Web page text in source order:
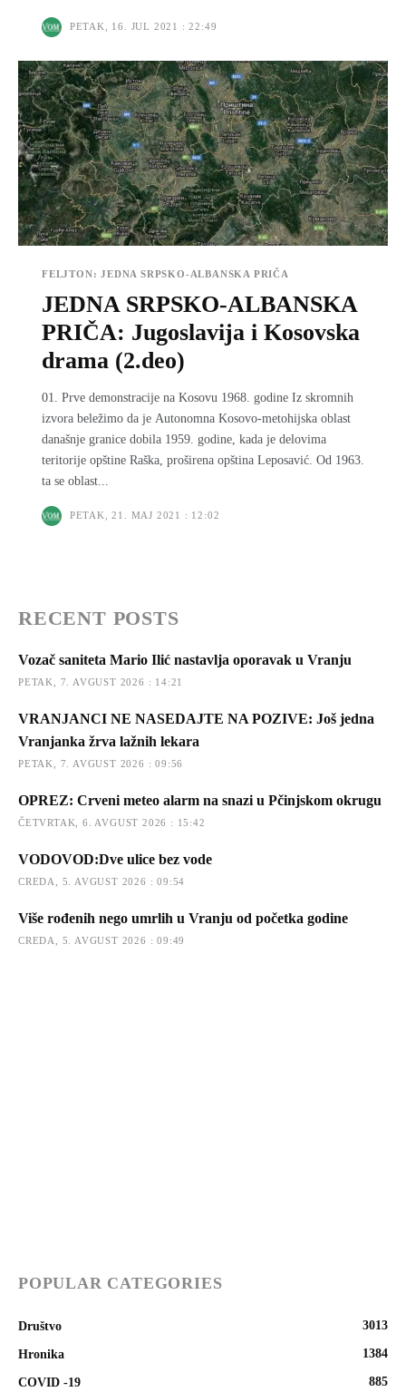
PETAK, 16. JUL 2021 : 22:49
FELJTON: JEDNA SRPSKO-ALBANSKA PRIČA
JEDNA SRPSKO-ALBANSKA
PRIČA: Jugoslavija i Kosovska
drama (2.deo)
01. Prve demonstracije na Kosovu 1968. godine Iz skromnih
izvora beležimo da je Autonomna Kosovo-metohijska oblast
današnje granice dobila 1959. godine, kada je delovima
teritorije opštine Raška, proširena opština Leposavić. Od 1963.
ta se oblast...
PETAK, 21. MAJ 2021 : 12:02
RECENT POSTS
Vozač saniteta Mario Ilić nastavlja oporavak u Vranju
PETAK, 7. AVGUST 2026 : 14:21
VRANJANCI NE NASEDAJTE NA POZIVE: Još jedna
Vranjanka žrva lažnih lekara
PETAK, 7. AVGUST 2026 : 09:56
OPREZ: Crveni meteo alarm na snazi u Pčinjskom okrugu
ČETVRTAK, 6. AVGUST 2026 : 15:42
VODOVOD:Dve ulice bez vode
CREDA, 5. AVGUST 2026 : 09:54
Više rođenih nego umrlih u Vranju od početka godine
CREDA, 5. AVGUST 2026 : 09:49
POPULAR CATEGORIES
Društvo 3013
Hronika 1384
COVID -19 885